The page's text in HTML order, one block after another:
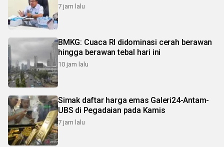
7 jam lalu
BMKG: Cuaca RI didominasi cerah berawan
hingga berawan tebal hari ini
10 jam lalu
Simak daftar harga emas Galeri24-Antam-
UBS di Pegadaian pada Kamis
7 jam lalu